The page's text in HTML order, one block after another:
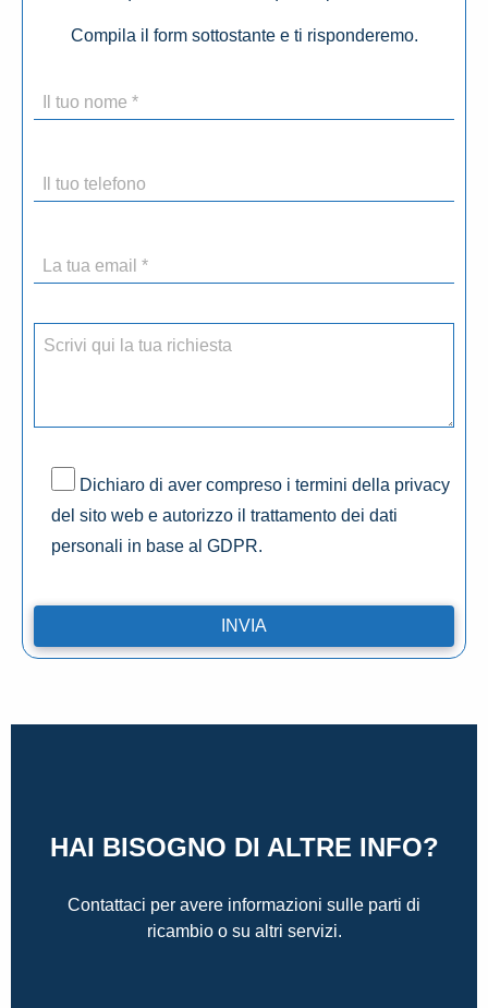
Compila il form sottostante e ti risponderemo.
Dichiaro di aver compreso i termini della privacy
del sito web e autorizzo il trattamento dei dati
personali in base al GDPR.
HAI BISOGNO DI ALTRE INFO?
Contattaci per avere informazioni sulle parti di
ricambio o su altri servizi.